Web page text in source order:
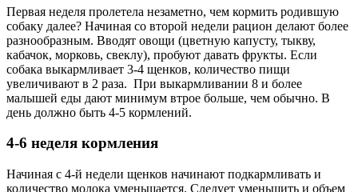
Первая неделя пролетела незаметно, чем кормить родившую
собаку далее? Начиная со второй недели рацион делают более
разнообразным. Вводят овощи (цветную капусту, тыкву,
кабачок, морковь, свеклу), пробуют давать фрукты. Если
собака выкармливает 3-4 щенков, количество пищи
увеличивают в 2 раза. При выкармливании 8 и более
малышей еды дают минимум втрое больше, чем обычно. В
день должно быть 4-5 кормлений.
4-6 неделя кормления
Начиная с 4-й недели щенков начинают подкармливать и
количество молока уменьшается. Следует уменьшить и объем